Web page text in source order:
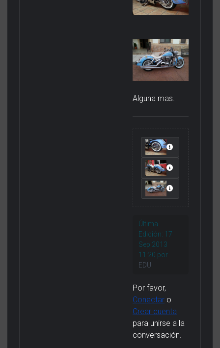
Alguna mas.
Última
Edición: 17
Sep 2013
11:20 por
EDU
Por favor,
Conectar o
Crear cuenta
para unirse a la
conversación.